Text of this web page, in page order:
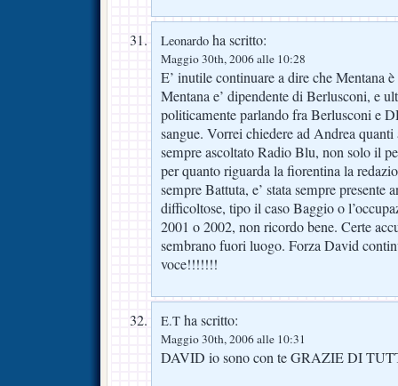
Leonardo ha scritto:
Maggio 30th, 2006 alle 10:28
E’ inutile continuare a dire che Mentana
Mentana e’ dipendente di Berlusconi, e
politicamente parlando fra Berlusconi e
sangue. Vorrei chiedere ad Andrea
sempre ascoltato Radio Blu, non solo il
per quanto riguarda la fiorentina la
sempre Battuta, e’ stata sempre presente
difficoltose, tipo il caso Baggio o
2001 o 2002, non ricordo bene. Certe
sembrano fuori luogo. Forza David
voce!!!!!!!
E.T ha scritto:
Maggio 30th, 2006 alle 10:31
DAVID io sono con te GRAZIE DI